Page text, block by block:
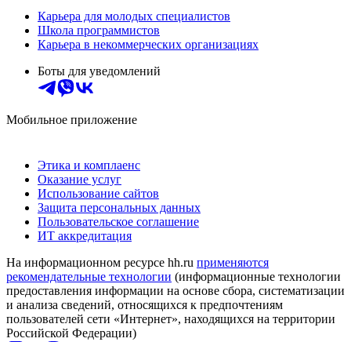
Карьера для молодых специалистов
Школа программистов
Карьера в некоммерческих организациях
Боты для уведомлений
Мобильное приложение
Этика и комплаенс
Оказание услуг
Использование сайтов
Защита персональных данных
Пользовательское соглашение
ИТ аккредитация
На информационном ресурсе hh.ru применяются
рекомендательные технологии (информационные технологии
предоставления информации на основе сбора, систематизации
и анализа сведений, относящихся к предпочтениям
пользователей сети «Интернет», находящихся на территории
Российской Федерации)